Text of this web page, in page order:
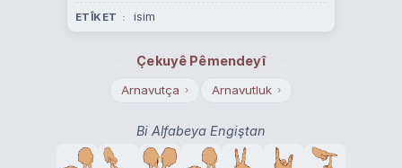
ETÎKET isim
Çekuyê Pêmendeyî
Arnavutça › Arnavutluk ›
Bi Alfabeya Engiştan